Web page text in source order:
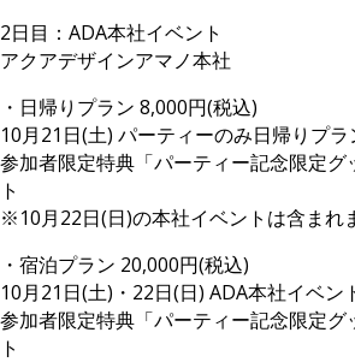
2日目：ADA本社イベント
アクアデザインアマノ本社
・日帰りプラン 8,000円(税込)
10月21日(土) パーティーのみ日帰りプラ
参加者限定特典「パーティー記念限定グ
ト
※10月22日(日)の本社イベントは含まれ
・宿泊プラン 20,000円(税込)
10月21日(土)・22日(日) ADA本社イベン
参加者限定特典「パーティー記念限定グ
ト